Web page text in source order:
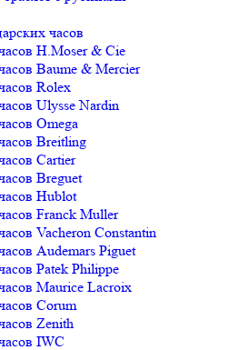
часов
H.Moser & Cie
Baume & Mercier
Rolex
Ulysse Nardin
Omega
Breitling
Cartier
Breguet
Hublot
Franck Muller
Vacheron Constantin
Audemars Piguet
Patek Philippe
Maurice Lacroix
Corum
Zenith
IWC